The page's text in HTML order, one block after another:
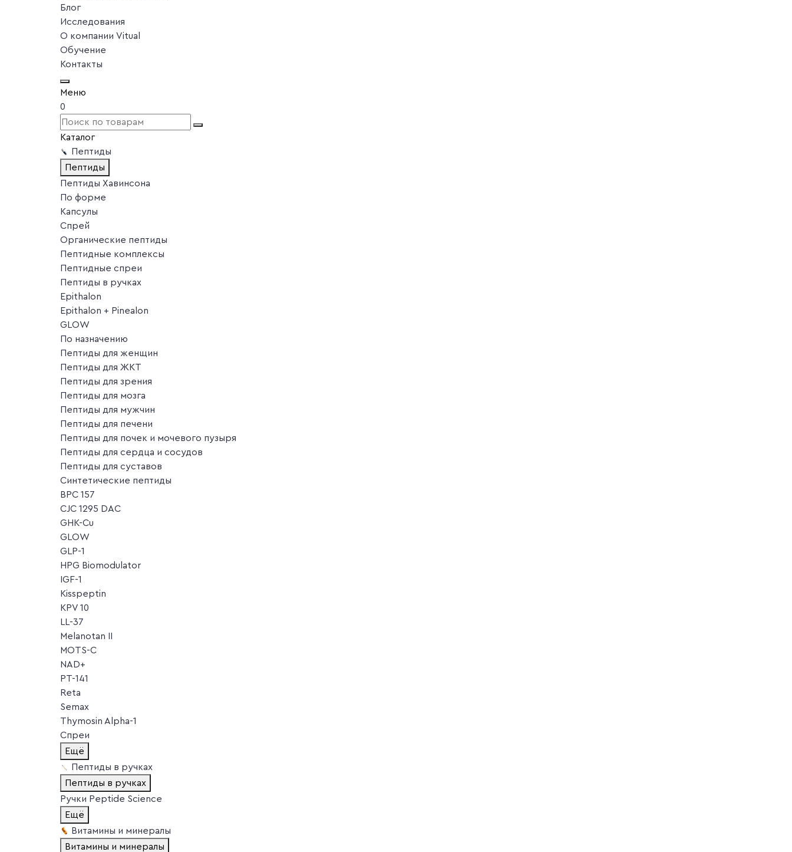
Блог
Исследования
О компании Vitual
Обучение
Контакты
Меню
0
Каталог
Пептиды
Пептиды
Пептиды Хавинсона
По форме
Капсулы
Спрей
Органические пептиды
Пептидные комплексы
Пептидные спреи
Пептиды в ручках
Epithalon
Epithalon + Pinealon
GLOW
По назначению
Пептиды для женщин
Пептиды для ЖКТ
Пептиды для зрения
Пептиды для мозга
Пептиды для мужчин
Пептиды для печени
Пептиды для почек и мочевого пузыря
Пептиды для сердца и сосудов
Пептиды для суставов
Синтетические пептиды
BPC 157
CJC 1295 DAC
GHK-Cu
GLOW
GLP-1
HPG Biomodulator
IGF-1
Kisspeptin
KPV 10
LL-37
Melanotan II
MOTS-C
NAD+
PT-141
Reta
Semax
Thymosin Alpha-1
Спреи
Ещё
Пептиды в ручках
Пептиды в ручках
Ручки Peptide Science
Ещё
Витамины и минералы
Витамины и минералы